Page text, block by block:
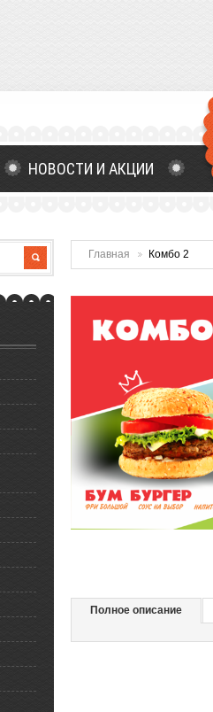
НОВОСТИ И АКЦИИ
ГЛАВНАЯ
Главная Комбо 2
Полное описание